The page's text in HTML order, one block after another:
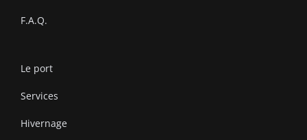
F.A.Q.
Le port
Services
Hivernage